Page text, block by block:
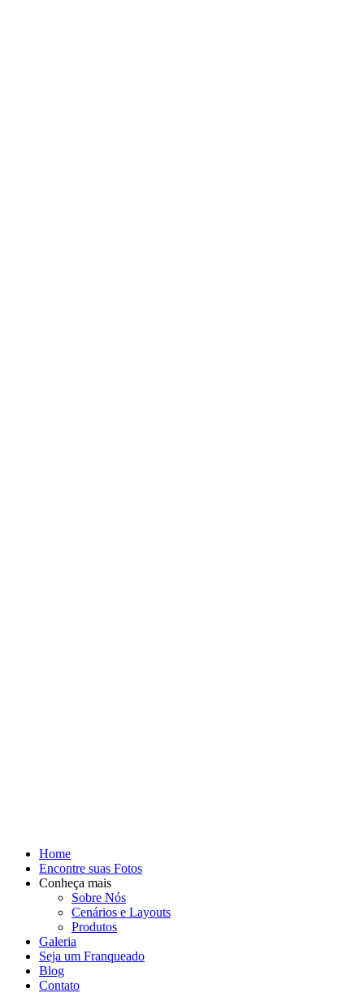
Home
Encontre suas Fotos
Conheça mais
Sobre Nós
Cenários e Layouts
Produtos
Galeria
Seja um Franqueado
Blog
Contato